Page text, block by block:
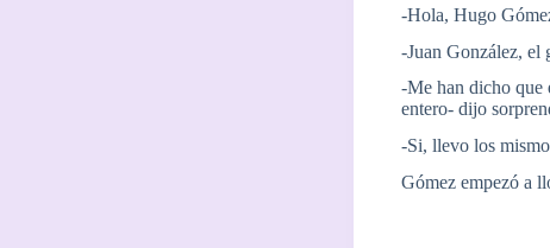
-Hola, Hugo
-Juan González, el
-Me han dicho que
entero- dijo
-Si, llevo los
Gómez empezó a